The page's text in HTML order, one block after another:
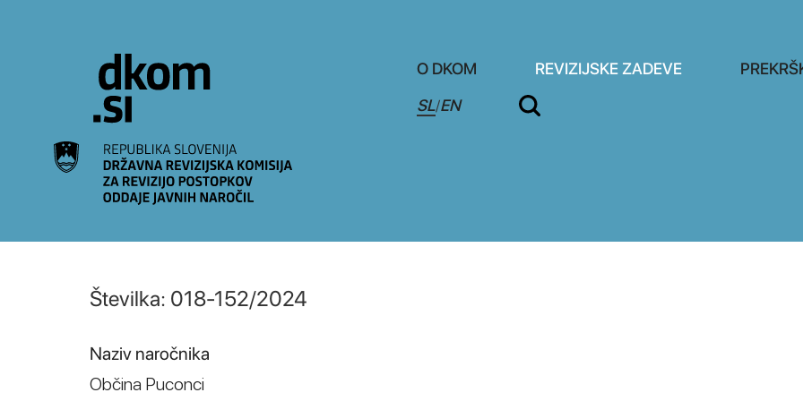
O DKOM REVIZIJSKE ZADEVE
SL/EN
Številka: 018-152/2024
Naziv naročnika
Občina Puconci